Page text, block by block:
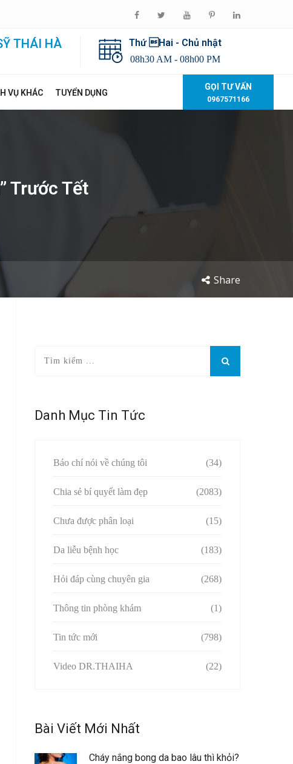
THÁI HÀ Thứ Hai - Chủ nhật
08h30 AM - 08h00 PM
VỤ KHÁC TUYỂN DỤNG
GỌI TƯ VẤN
0967571166
Trước Tết
Share
Danh Mục Tin Tức
Báo chí nói về chúng tôi (34)
Chia sẻ bí quyết làm đẹp (2083)
Chưa được phân loại (15)
Da liễu bệnh học (183)
Hỏi đáp cùng chuyên gia (268)
Thông tin phòng khám (1)
Tin tức mới (798)
Video DR.THAIHA (22)
Bài Viết Mới Nhất
Cháy nắng bong da bao lâu thì khỏi?